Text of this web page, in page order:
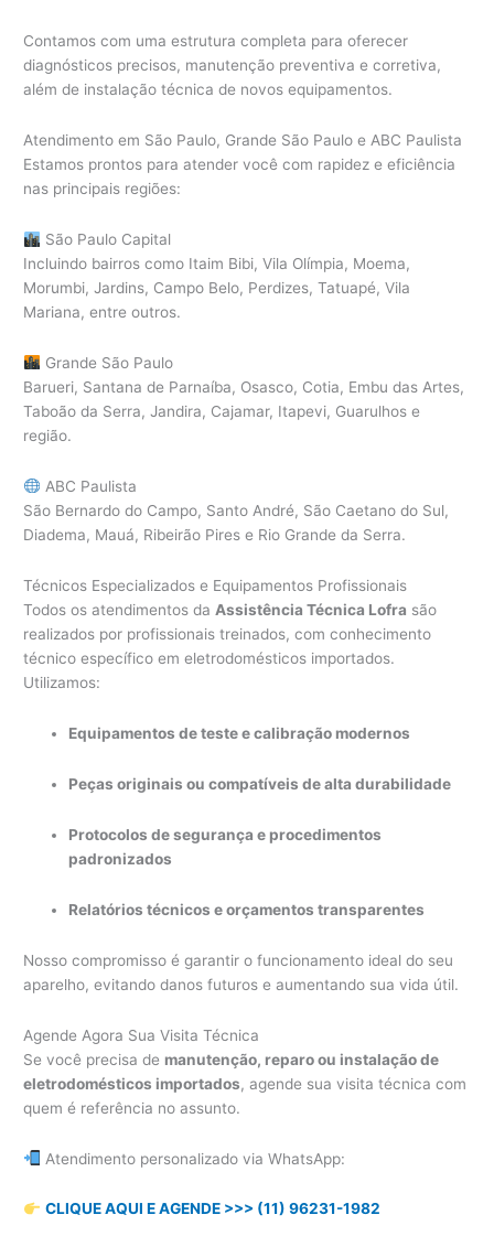
Contamos com uma estrutura completa para oferecer
diagnósticos precisos, manutenção preventiva e corretiva,
além de instalação técnica de novos equipamentos.
Atendimento em São Paulo, Grande São Paulo e ABC Paulista
Estamos prontos para atender você com rapidez e eficiência
nas principais regiões:
São Paulo Capital
Incluindo bairros como Itaim Bibi, Vila Olímpia, Moema,
Morumbi, Jardins, Campo Belo, Perdizes, Tatuapé, Vila
Mariana, entre outros.
Grande São Paulo
Barueri, Santana de Parnaíba, Osasco, Cotia, Embu das Artes,
Taboão da Serra, Jandira, Cajamar, Itapevi, Guarulhos e
região.
ABC Paulista
São Bernardo do Campo, Santo André, São Caetano do Sul,
Diadema, Mauá, Ribeirão Pires e Rio Grande da Serra.
Técnicos Especializados e Equipamentos Profissionais
Todos os atendimentos da Assistência Técnica Lofra são
realizados por profissionais treinados, com conhecimento
técnico específico em eletrodomésticos importados.
Utilizamos:
Equipamentos de teste e calibração modernos
Peças originais ou compatíveis de alta durabilidade
Protocolos de segurança e procedimentos
padronizados
Relatórios técnicos e orçamentos transparentes
Nosso compromisso é garantir o funcionamento ideal do seu
aparelho, evitando danos futuros e aumentando sua vida útil.
Agende Agora Sua Visita Técnica
Se você precisa de manutenção, reparo ou instalação de
eletrodomésticos importados, agende sua visita técnica com
quem é referência no assunto.
Atendimento personalizado via WhatsApp:
CLIQUE AQUI E AGENDE >>> (11) 96231-1982